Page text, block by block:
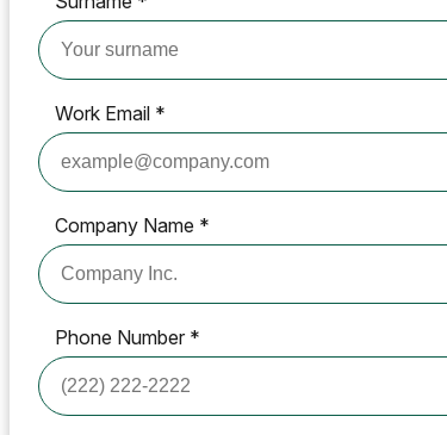
Przedstaw listę dostępnych terminów, a klient
Skonfiguruj swoją stronę rezerwacji raz,
Funkcje
Integracje
Planuj mądrzej, łącząc narzędzia, z których
Pobieranie płatności
Płatności są pobierane automatycznie w
Bezpieczeństwo
Work Email *
Company Name *
Phone Number *